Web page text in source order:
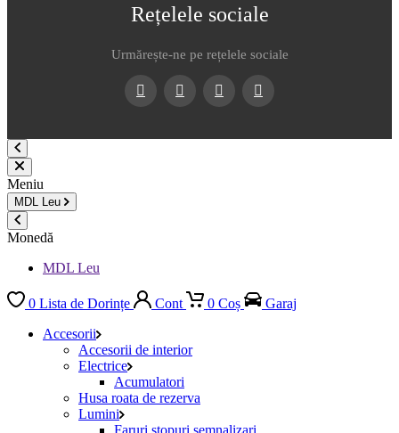
Rețelele sociale
Urmărește-ne pe rețelele sociale
FacebookTwitterYoutubeInstagram
Meniu
MDL Leu
Monedă
MDL Leu
0 Lista de Dorințe Cont 0 Coș
Garaj
Accesorii
Accesorii de interior
Electrice
Acumulatori
Husa roata de rezerva
Lumini
Faruri stopuri semnalizari